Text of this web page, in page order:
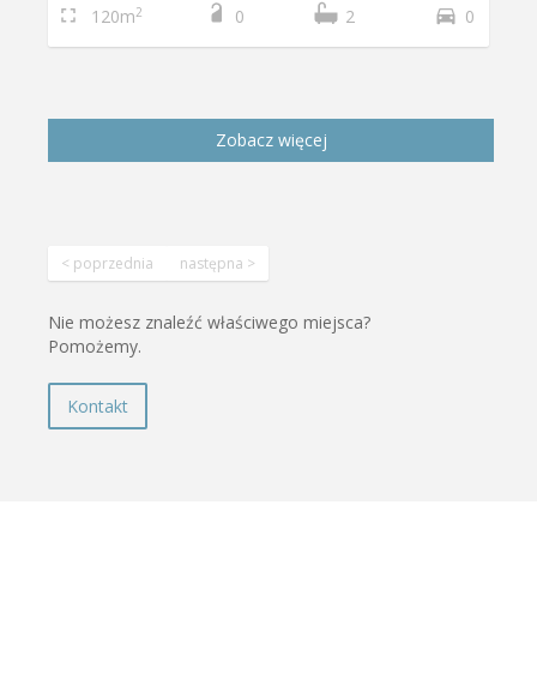
120m2 0 2 0
Zobacz więcej
< poprzednia następna >
Nie możesz znaleźć właściwego miejsca?
Pomożemy.
Kontakt